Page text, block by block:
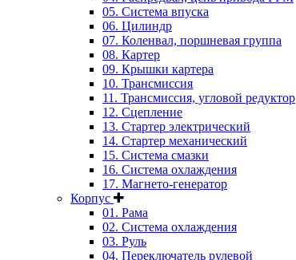
05. Система впуска
06. Цилиндр
07. Коленвал, поршневая группа
08. Картер
09. Крышки картера
10. Трансмиссия
11. Трансмиссия, угловой редуктор
12. Сцепление
13. Стартер электрический
14. Стартер механический
15. Система смазки
16. Система охлаждения
17. Магнето-генератор
Корпус
01. Рама
02. Система охлаждения
03. Руль
04. Переключатель рулевой